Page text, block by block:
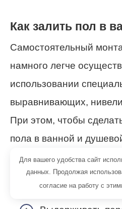
Как залить пол в
Самостоятельный
намного легче
использовании
выравнивающих,
При этом, чтобы
пола в ванной и
позаботиться о
должна
Для вашего удобства сайт
данных. Продолжая
согласие на работу с